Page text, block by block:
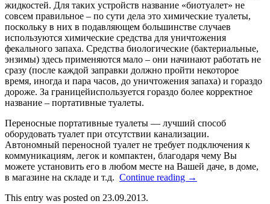
жидкостей. Для таких устройств название «биотуалет» не
совсем правильное – по сути дела это химические туалеты,
поскольку в них в подавляющем большинстве случаев
используются химические средства для уничтожения
фекального запаха. Средства биологические (бактериальные,
энзимы) здесь применяются мало – они начинают работать не
сразу (после каждой заправки должно пройти некоторое
время, иногда и пара часов, до уничтожения запаха) и гораздо
дороже. За границейиспользуется гораздо более корректное
название – портативные туалеты.
Переносные портативные туалеты — лучший способ
оборудовать туалет при отсутствии канализации.
Автономный переносной туалет не требует подключения к
коммуникациям, легок и компактен, благодаря чему Вы
можете установить его в любом месте на Вашей даче, в доме,
в магазине на складе и т.д. Continue reading →
This entry was posted on 23.09.2013.